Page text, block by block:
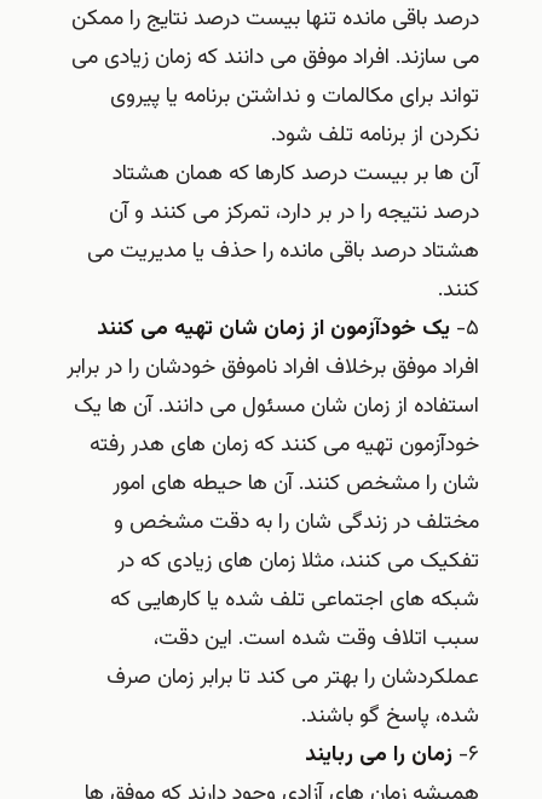
درصد باقی مانده تنها بیست درصد نتایج را ممکن
می سازند. افراد موفق می دانند که زمان زیادی می
تواند برای مکالمات و نداشتن برنامه یا پیروی
نکردن از برنامه تلف شود.
آن ها بر بیست درصد کارها که همان هشتاد
درصد نتیجه را در بر دارد، تمرکز می کنند و آن
هشتاد درصد باقی مانده را حذف یا مدیریت می
کنند.
۵- یک خودآزمون از زمان شان تهیه می کنند
افراد موفق برخلاف افراد ناموفق خودشان را در برابر
استفاده از زمان شان مسئول می دانند. آن ها یک
خودآزمون تهیه می کنند که زمان های هدر رفته
شان را مشخص کنند. آن ها حیطه های امور
مختلف در زندگی شان را به دقت مشخص و
تفکیک می کنند، مثلا زمان های زیادی که در
شبکه های اجتماعی تلف شده یا کارهایی که
سبب اتلاف وقت شده است. این دقت،
عملکردشان را بهتر می کند تا برابر زمان صرف
شده، پاسخ گو باشند.
۶- زمان را می ربایند